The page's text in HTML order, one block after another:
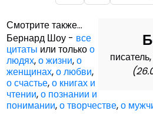
Смотрите также...
Бернард Шоу - все
цитаты или толькоо
людях,о жизни,о
женщинах,о любви,
о счастье,о книгах и
чтении,о познании и
понимании,о творчестве,о